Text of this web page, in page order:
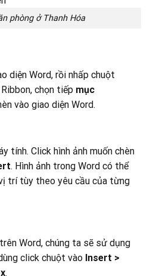
phòng ở Thanh Hóa
diện Word, rồi nhấp chuột
chọn tiếp mục
vào giao diện Word.
tính. Click hình ảnh muốn chèn
. Hình ảnh trong Word có thể
trí tùy theo yêu cầu của từng
Word, chúng ta sẽ sử dụng
click chuột vào Insert >
.